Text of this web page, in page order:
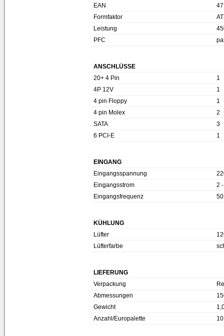
EAN
Formfaktor
Leistung
PFC
ANSCHLÜSSE
20+ 4 Pin
1
4P 12V
1
4 pin Floppy
1
4 pin Molex
2
SATA
3
6 PCI-E
1
EINGANG
Eingangsspannung
Eingangsstrom
2
Eingangsfrequenz
KÜHLUNG
Lüfter
Lüfterfarbe
LIEFERUNG
Verpackung
Abmessungen
Gewicht
Anzahl/Europalette